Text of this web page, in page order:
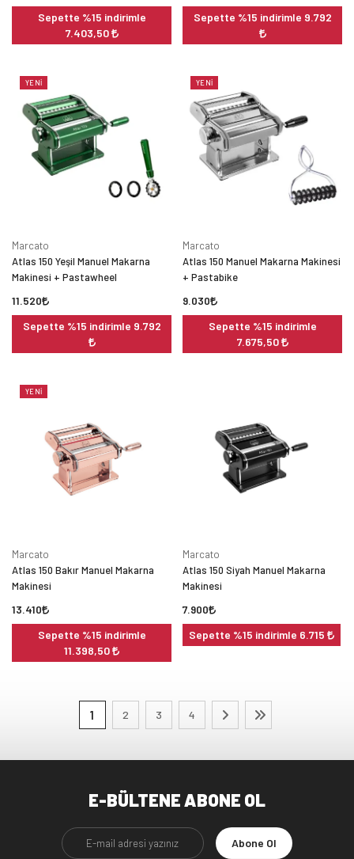
Sepette %15 indirimle
7.403,50
Sepette %15 indirimle 9.792
YENI
Marcato
Atlas 150 Yeşil Manuel Makarna
Makinesi + Pastawheel
11.520
Sepette %15 indirimle 9.792
YENI
Marcato
Atlas 150 Manuel Makarna Makinesi
+ Pastabike
9.030
Sepette %15 indirimle
7.675,50
YENI
Marcato
Atlas 150 Bakır Manuel Makarna
Makinesi
13.410
Sepette %15 indirimle
11.398,50
Marcato
Atlas 150 Siyah Manuel Makarna
Makinesi
7.900
Sepette %15 indirimle 6.715
1 2 3 4
E-BÜLTENE ABONE OL
Abone Ol